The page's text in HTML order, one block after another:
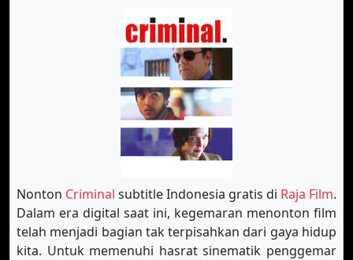
Nonton Criminal subtitle Indonesia gratis di Raja Film.
Dalam era digital saat ini, kegemaran menonton film
telah menjadi bagian tak terpisahkan dari gaya hidup
kita. Untuk memenuhi hasrat sinematik penggemar